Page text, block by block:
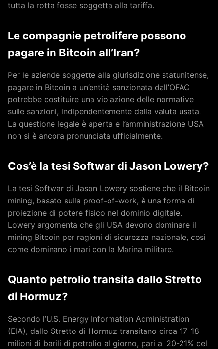
tutta la rotta fosse soggetta alla tariffa.
Le compagnie petrolifere possono
pagare in Bitcoin all’Iran?
Per le aziende soggette alla giurisdizione statunitense,
pagare in Bitcoin a un’entità sanzionata dall’OFAC
potrebbe costituire una violazione delle normative
sulle sanzioni, indipendentemente dalla valuta usata.
La questione legale è aperta e l’amministrazione USA
non si è ancora pronunciata ufficialmente.
Cos’è la tesi Softwar di Jason Lowery?
La tesi Softwar di Jason Lowery sostiene che il Bitcoin
mining, basato sulla proof-of-work, è una forma di
proiezione di potere fisico nel dominio digitale.
Lowery argomenta che gli USA devono dominare il
mining Bitcoin per ragioni di sicurezza nazionale, così
come dominano i mari con la Marina militare.
Quanto petrolio transita dallo Stretto
di Hormuz?
Secondo l’U.S. Energy Information Administration
(EIA), dallo Stretto di Hormuz transitano circa 17-18
milioni di barili di petrolio al giorno, pari al 20-21% del